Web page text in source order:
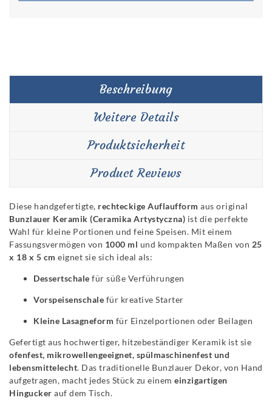
Beschreibung
Weitere Details
Produktsicherheit
Product Reviews
Diese handgefertigte, rechteckige Auflaufform aus original
Bunzlauer Keramik (Ceramika Artystyczna) ist die perfekte
Wahl für kleine Portionen und feine Speisen. Mit einem
Fassungsvermögen von 1000 ml und kompakten Maßen von 25
x 18 x 5 cm eignet sie sich ideal als:
Dessertschale für süße Verführungen
Vorspeisenschale für kreative Starter
Kleine Lasagneform für Einzelportionen oder Beilagen
Gefertigt aus hochwertiger, hitzebeständiger Keramik ist sie
ofenfest, mikrowellengeeignet, spülmaschinenfest und
lebensmittelecht. Das traditionelle Bunzlauer Dekor, von Hand
aufgetragen, macht jedes Stück zu einem einzigartigen
Hingucker auf dem Tisch.